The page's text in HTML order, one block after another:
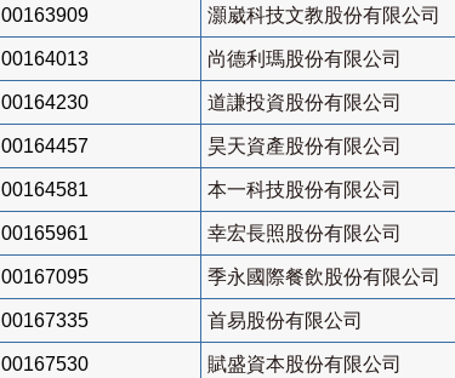
00163909 灝崴科技文教股份有限公司
00164013 尚德利瑪股份有限公司
00164230 道謙投資股份有限公司
00164457 昊天資產股份有限公司
00164581 本一科技股份有限公司
00165961 幸宏長照股份有限公司
00167095 季永國際餐飲股份有限公司
00167335 首易股份有限公司
00167530 賦盛資本股份有限公司